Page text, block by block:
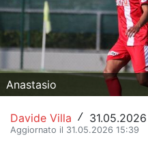
Altri sport
Hockey
Pallanuoto
Pallamano
Altre
Anastasio
Davide Villa /
Aggiornato il 31.05.2026 15:39